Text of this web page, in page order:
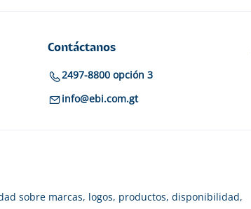
Contáctanos
2497-8800 opción 3
info@ebi.com.gt
sobre marcas, logos, productos, disponibilidad,